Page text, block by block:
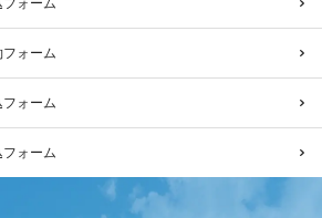
ォーム
ォーム
ォーム
ォーム